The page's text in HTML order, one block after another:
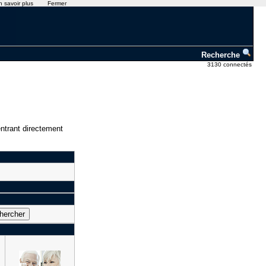
Recherche
3130 connectés
directement
savoir plus Fermer